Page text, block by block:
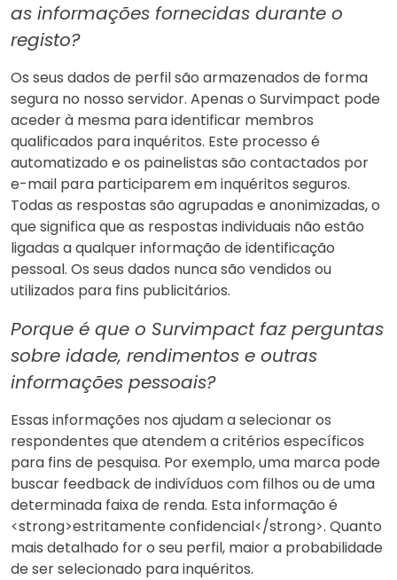
as informações fornecidas durante o
registo?
Os seus dados de perfil são armazenados de forma
segura no nosso servidor. Apenas o Survimpact pode
aceder à mesma para identificar membros
qualificados para inquéritos. Este processo é
automatizado e os painelistas são contactados por
e-mail para participarem em inquéritos seguros.
Todas as respostas são agrupadas e anonimizadas, o
que significa que as respostas individuais não estão
ligadas a qualquer informação de identificação
pessoal. Os seus dados nunca são vendidos ou
utilizados para fins publicitários.
Porque é que o Survimpact faz perguntas
sobre idade, rendimentos e outras
informações pessoais?
Essas informações nos ajudam a selecionar os
respondentes que atendem a critérios específicos
para fins de pesquisa. Por exemplo, uma marca pode
buscar feedback de indivíduos com filhos ou de uma
determinada faixa de renda. Esta informação é
<strong>estritamente confidencial</strong>. Quanto
mais detalhado for o seu perfil, maior a probabilidade
de ser selecionado para inquéritos.